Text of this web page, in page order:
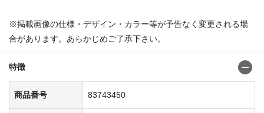
※掲載画像の仕様・デザイン・カラー等が予告なく変更される場
合があります。あらかじめご了承下さい。
特徴
商品番号 83743450